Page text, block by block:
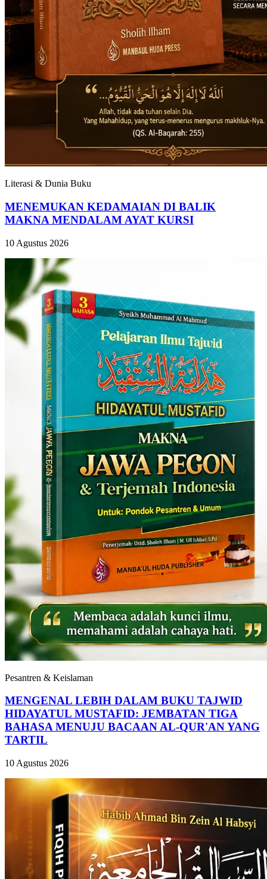
Literasi & Dunia Buku
MENEMUKAN KEDAMAIAN DI BALIK
MAKNA MENDALAM AYAT KURSI
10 Agustus 2026
Pesantren & Keislaman
MENGENAL LEBIH DALAM BUKU TAJWID
HIDAYATUL MUSTAFID: JEMBATAN TIGA
BAHASA MENUJU BACAAN AL-QUR'AN YANG
TARTIL
10 Agustus 2026